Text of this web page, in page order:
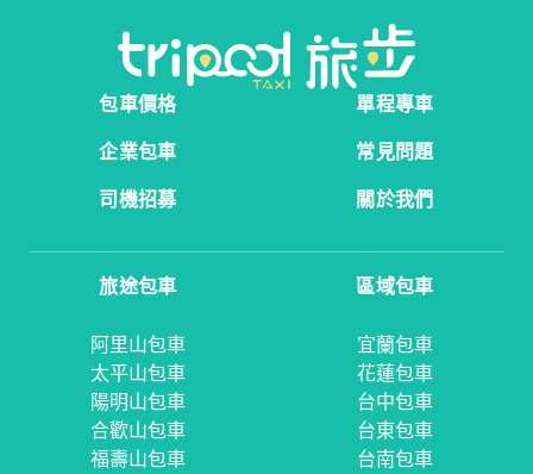
包車價格
單程專車
企業包車
常見問題
司機招募
關於我們
旅途包車
阿里山包車
太平山包車
陽明山包車
合歡山包車
福壽山包車
區域包車
宜蘭包車
花蓮包車
台中包車
台東包車
台南包車